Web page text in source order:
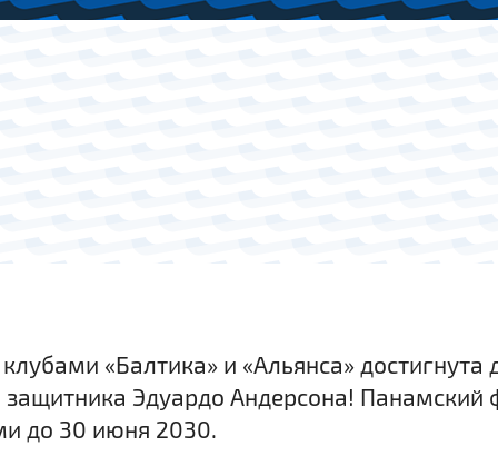
«Балтика» и «Альянса» достигнута
Эдуардо Андерсона! Панамский
до 30 июня 2030.